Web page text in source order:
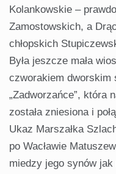
Kolankowskie –
Zamostowskich, a
chłopskich
Była jeszcze mała
czworakiem dworskim
„Zadworzańce”, która
została zniesiona i
Ukaz Marszałka
po Wacławie
miedzy jego synów